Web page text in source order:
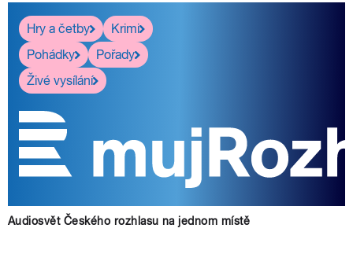
Hry a četby
Krimi
Pohádky
Pořady
Živé vysílání
Audiosvět Českého rozhlasu na jednom místě